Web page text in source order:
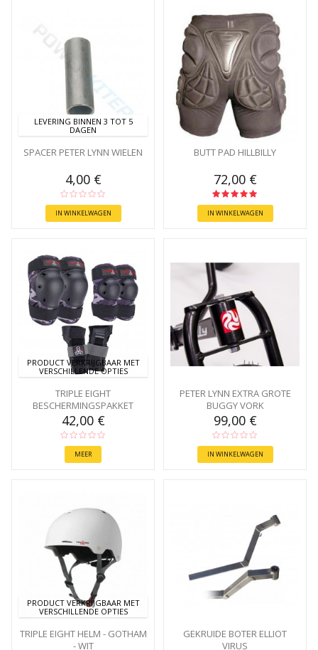
LEVERING BINNEN 3 TOT 5
DAGEN
SPACER PETER LYNN WIELEN
4,00 €
IN WINKELWAGEN
BUTT PAD HILLBILLY
72,00 €
IN WINKELWAGEN
PRODUCT VERKRIJGBAAR MET
VERSCHILLENDE OPTIES
TRIPLE EIGHT
BESCHERMINGSPAKKET
42,00 €
MEER
PETER LYNN EXTRA GROTE
BUGGY VORK
99,00 €
IN WINKELWAGEN
PRODUCT VERKRIJGBAAR MET
VERSCHILLENDE OPTIES
TRIPLE EIGHT HELM - GOTHAM
- WIT
GEKRUIDE BOTER ELLIOT
VIRUS